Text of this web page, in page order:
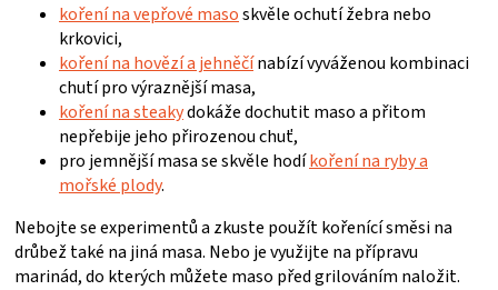
koření na vepřové masoskvěle ochutí žebra nebo
krkovici,
koření na hovězí a jehněčínabízí vyváženou kombinaci
chutí pro výraznější masa,
koření na steakydokáže dochutit maso a přitom
nepřebije jeho přirozenou chuť,
pro jemnější masa se skvěle hodíkoření na ryby a
mořské plody.
Nebojte se experimentů a zkuste použít kořenící směsi na
drůbež také na jiná masa. Nebo je využijte na přípravu
marinád, do kterých můžete maso před grilováním naložit.